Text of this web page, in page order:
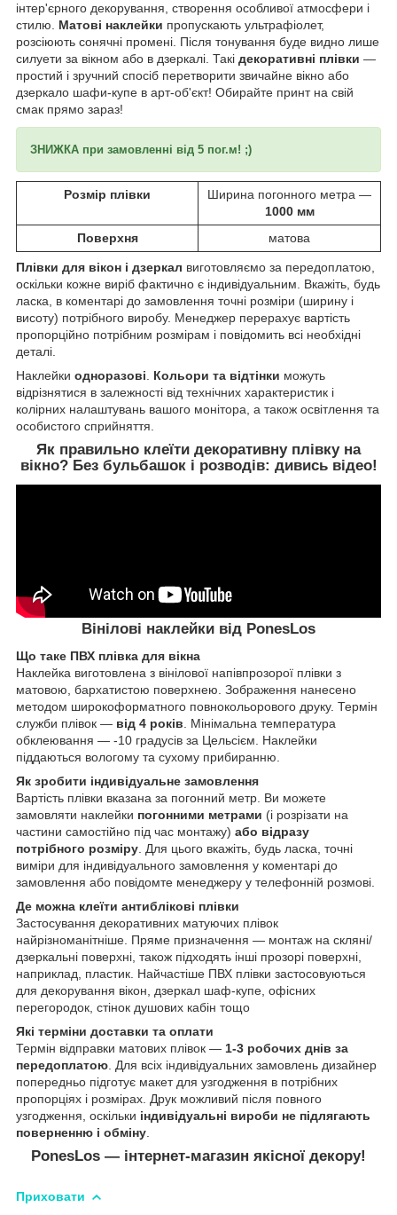
інтер'єрного декорування, створення особливої атмосфери і
стилю. Матові наклейки пропускають ультрафіолет,
розсіюють сонячні промені. Після тонування буде видно лише
силуети за вікном або в дзеркалі. Такі декоративні плівки ―
простий і зручний спосіб перетворити звичайне вікно або
дзеркало шафи-купе в арт-об'єкт! Обирайте принт на свій
смак прямо зараз!
ЗНИЖКА при замовленні від 5 пог.м! ;)
Розмір плівки
Ширина погонного метра —
1000 мм
Поверхня
матова
Плівки для вікон і дзеркал виготовляємо за передоплатою,
оскільки кожне виріб фактично є індивідуальним. Вкажіть, будь
ласка, в коментарі до замовлення точні розміри (ширину і
висоту) потрібного виробу. Менеджер перерахує вартість
пропорційно потрібним розмірам і повідомить всі необхідні
деталі.
Наклейки одноразові. Кольори та відтінки можуть
відрізнятися в залежності від технічних характеристик і
колірних налаштувань вашого монітора, а також освітлення та
особистого сприйняття.
Як правильно клеїти декоративну плівку на
вікно? Без бульбашок і розводів: дивись відео!
Вінілові наклейки від PonesLos
Що таке ПВХ плівка для вікна
Наклейка виготовлена з вінілової напівпрозорої плівки з
матовою, бархатистою поверхнею. Зображення нанесено
методом широкоформатного повнокольорового друку. Термін
служби плівок ― від 4 років . Мінімальна температура
обклеювання ― -10 градусів за Цельсієм. Наклейки
піддаються вологому та сухому прибиранню.
Як зробити індивідуальне замовлення
Вартість плівки вказана за погонний метр. Ви можете
замовляти наклейки погонними метрами (і розрізати на
частини самостійно під час монтажу) або відразу
потрібного розміру . Для цього вкажіть, будь ласка, точні
виміри для індивідуального замовлення у коментарі до
замовлення або повідомте менеджеру у телефонній розмові.
Де можна клеїти антиблікові плівки
Застосування декоративних матуючих плівок
найрізноманітніше. Пряме призначення ― монтаж на скляні/
дзеркальні поверхні, також підходять інші прозорі поверхні,
наприклад, пластик. Найчастіше ПВХ плівки застосовуються
для декорування вікон, дзеркал шаф-купе, офісних
перегородок, стінок душових кабін тощо
Які терміни доставки та оплати
Термін відправки матових плівок ― 1-3 робочих днів за
передоплатою . Для всіх індивідуальних замовлень дизайнер
попередньо підготує макет для узгодження в потрібних
пропорціях і розмірах. Друк можливий після повного
узгодження, оскільки індивідуальні вироби не підлягають
поверненню і обміну
PonesLos — інтернет-магазин якісної декору!
Приховати